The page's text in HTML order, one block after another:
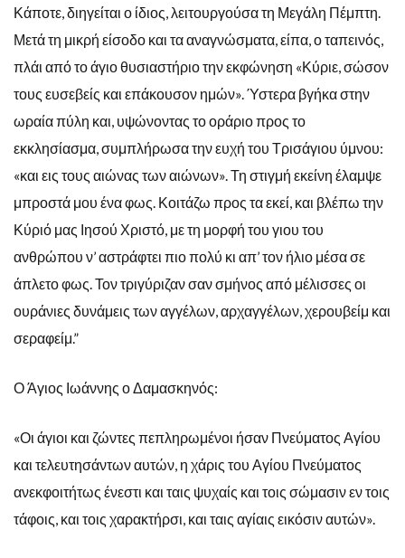
Κάποτε, διηγείται ο ίδιος, λειτουργούσα τη Μεγάλη Πέμπτη.
Μετά τη μικρή είσοδο και τα αναγνώσματα, είπα, ο ταπεινός,
πλάι από το άγιο θυσιαστήριο την εκφώνηση «Κύριε, σώσον
τους ευσεβείς και επάκουσον ημών». Ύστερα βγήκα στην
ωραία πύλη και, υψώνοντας το οράριο προς το
εκκλησίασμα, συμπλήρωσα την ευχή του Τρισάγιου ύμνου:
«και εις τους αιώνας των αιώνων». Τη στιγμή εκείνη έλαμψε
μπροστά μου ένα φως. Κοιτάζω προς τα εκεί, και βλέπω την
Κύριό μας Ιησού Χριστό, με τη μορφή του γιου του
ανθρώπου ν’ αστράφτει πιο πολύ κι απ’ τον ήλιο μέσα σε
άπλετο φως. Τον τριγύριζαν σαν σμήνος από μέλισσες οι
ουράνιες δυνάμεις των αγγέλων, αρχαγγέλων, χερουβείμ και
σεραφείμ.”
Ο Άγιος Ιωάννης ο Δαμασκηνός:
«Οι άγιοι και ζώντες πεπληρωμένοι ήσαν Πνεύματος Αγίου
και τελευτησάντων αυτών, η χάρις του Αγίου Πνεύματος
ανεκφοιτήτως ένεστι και ταις ψυχαίς και τοις σώμασιν εν τοις
τάφοις, και τοις χαρακτήρσι, και ταις αγίαις εικόσιν αυτών».